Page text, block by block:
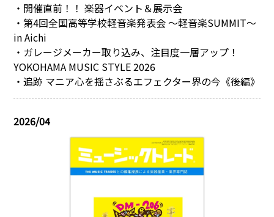
・開催直前！！ 楽器イベント＆展示会
・第4回全国高等学校軽音楽発表会 ～軽音楽SUMMIT～
in Aichi
・ガレージメーカー取り込み、注目度一層アップ！
YOKOHAMA MUSIC STYLE 2026
・追跡 マニア心を揺さぶるエフェクター界の今《後編》
2026/04